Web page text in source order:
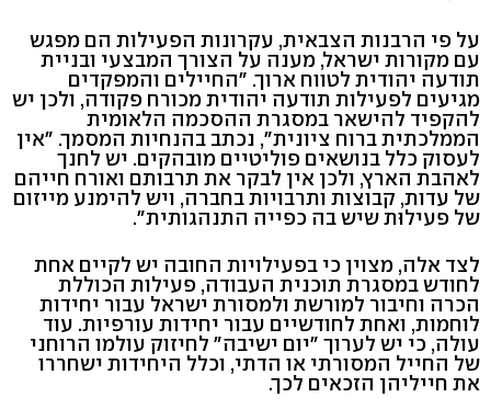
על פי הרבנות הצבאית, עקרונות הפעילות הם מפגש
עם מקורות ישראל, מענה על הצורך המבצעי ובניית
תודעה יהודית לטווח ארוך. "החיילים והמפקדים
מגיעים לפעילות תודעה יהודית מכורח פקודה, ולכן יש
להקפיד להישאר במסגרת ההסכמה הלאומית
הממלכתית ברוח ציונית", נכתב בהנחיות המסמך. "אין
לעסוק כלל בנושאים פוליטיים מובהקים. יש לחנך
לאהבת הארץ, ולכן אין לבקר את תרבותם ואורח חייהם
של עדות, קבוצות ותרבויות בחברה, ויש להימנע מייזום
של פעילוּת שיש בה כפייה התנהגותית".
לצד אלה, מצוין כי בפעילויות החובה יש לקיים אחת
לחודש במסגרת תוכנית העבודה, פעילות הכוללת
הכרה וחיבור למורשת ולמסורת ישראל עבור יחידות
לוחמות, ואחת לחודשיים עבור יחידות עורפיות. עוד
עולה, כי יש לערוך "יום ישיבה" לחיזוק עולמו הרוחני
של החייל המסורתי או הדתי, וכלל היחידות ישחררו
את חייליהן הזכאים לכך.